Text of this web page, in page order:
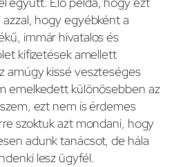
hogy egyébként a
immár hivatalos és
kifizetések amellett
amúgy kissé veszteséges
emelkedett különösebben az
ezt nem is érdemes
szoktuk azt mondani, hogy
adunk tanácsot, de hála
lesz ügyfél.